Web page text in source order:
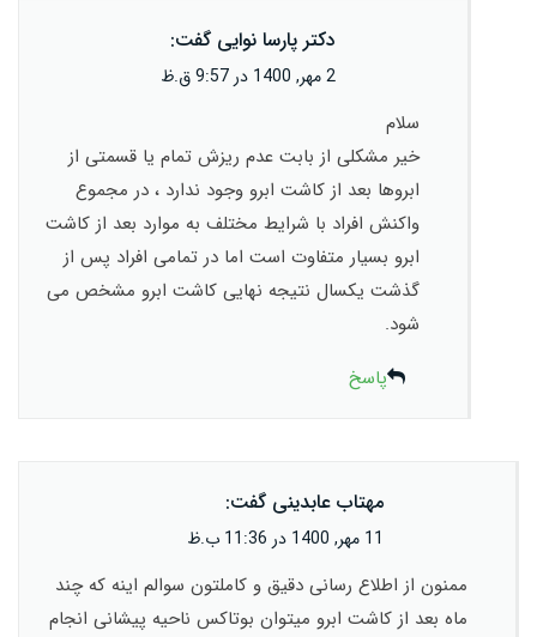
دکتر پارسا نوایی گفت:
2 مهر, 1400 در 9:57 ق.ظ
سلام
خیر مشکلی از بابت عدم ریزش تمام یا قسمتی از
ابروها بعد از کاشت ابرو وجود ندارد ، در مجموع
واکنش افراد با شرایط مختلف به موارد بعد از کاشت
ابرو بسیار متفاوت است اما در تمامی افراد پس از
گذشت یکسال نتیجه نهایی کاشت ابرو مشخص می
شود.
پاسخ
مهتاب عابدینی گفت:
11 مهر, 1400 در 11:36 ب.ظ
ممنون از اطلاع رسانی دقیق و کاملتون سوالم اینه که چند
ماه بعد از کاشت ابرو میتوان بوتاکس ناحیه پیشانی انجام